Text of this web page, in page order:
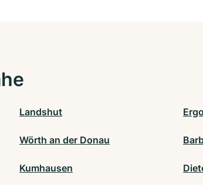
Landshut
Wörth an der Donau
Kumhausen